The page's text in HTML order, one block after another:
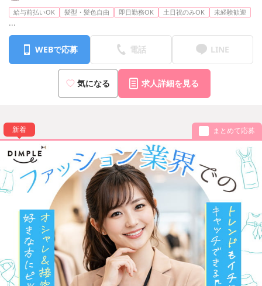
給与前払いOK 髪型・髪色自由 即日勤務OK 土日祝のみOK 未経験歓迎
...
WEBで応募 電話 LINE
気になる 求人詳細を見る
新着 まとめて応募